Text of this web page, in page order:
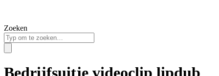
Zoeken
Bedrijfsuitje videoclip lipdub